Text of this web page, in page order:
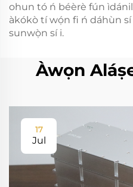
ohun tó ń béèrè fún
àkókò tí wọ́n fi ń dáhùn
sunwọ̀n sí i.
Àwọn
17
Jul